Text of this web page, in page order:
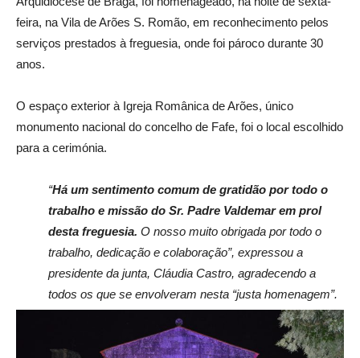
feira, na Vila de Arões S. Romão, em reconhecimento pelos
serviços prestados à freguesia, onde foi pároco durante 30
anos.
O espaço exterior à Igreja Românica de Arões, único
monumento nacional do concelho de Fafe, foi o local escolhido
para a cerimónia.
“Há um sentimento comum de gratidão por todo o
trabalho e missão do Sr. Padre Valdemar em prol
desta freguesia. O nosso muito obrigada por todo o
trabalho, dedicação e colaboração”, expressou a
presidente da junta, Cláudia Castro, agradecendo a
todos os que se envolveram nesta “justa homenagem”.